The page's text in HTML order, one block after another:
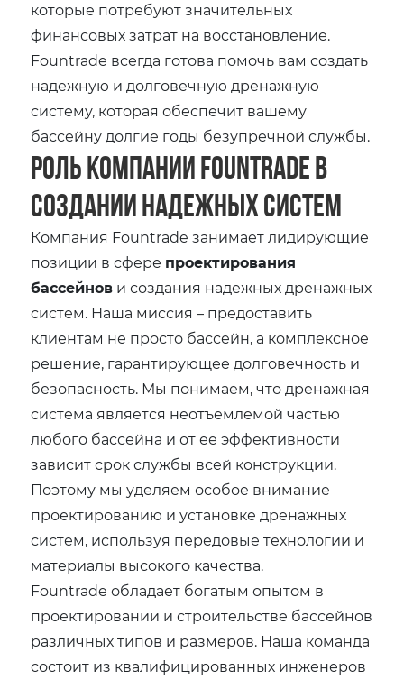
которые потребуют значительных
финансовых затрат на восстановление.
Fountrade всегда готова помочь вам создать
надежную и долговечную дренажную
систему, которая обеспечит вашему
бассейну долгие годы безупречной службы.
Роль компании Fountrade в
создании надежных систем
Компания Fountrade занимает лидирующие
позиции в сфере проектирования
бассейнов и создания надежных дренажных
систем. Наша миссия – предоставить
клиентам не просто бассейн, а комплексное
решение, гарантирующее долговечность и
безопасность. Мы понимаем, что дренажная
система является неотъемлемой частью
любого бассейна и от ее эффективности
зависит срок службы всей конструкции.
Поэтому мы уделяем особое внимание
проектированию и установке дренажных
систем, используя передовые технологии и
материалы высокого качества.
Fountrade обладает богатым опытом в
проектировании и строительстве бассейнов
различных типов и размеров. Наша команда
состоит из квалифицированных инженеров